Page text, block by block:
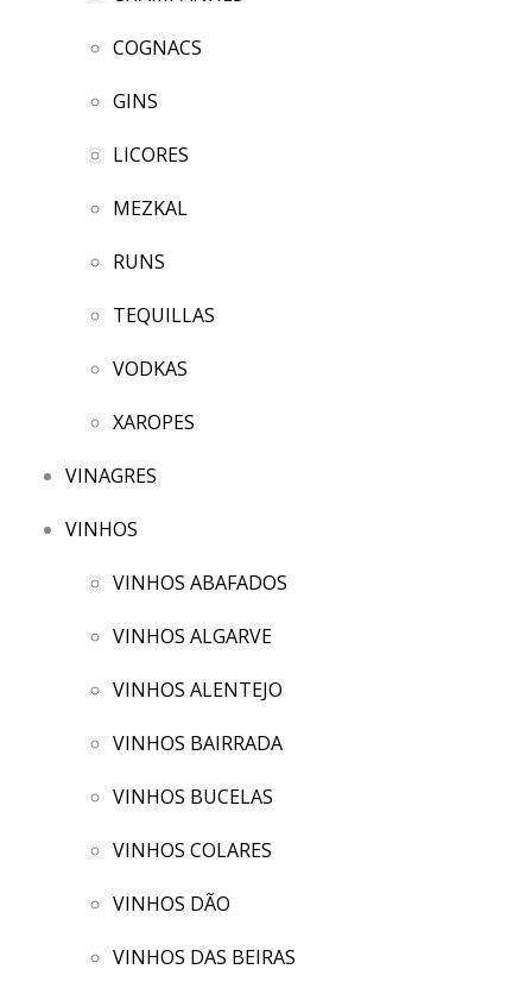
COGNACS
GINS
LICORES
MEZKAL
RUNS
TEQUILLAS
VODKAS
XAROPES
VINAGRES
VINHOS
VINHOS ABAFADOS
VINHOS ALGARVE
VINHOS ALENTEJO
VINHOS BAIRRADA
VINHOS BUCELAS
VINHOS COLARES
VINHOS DÃO
VINHOS DAS BEIRAS